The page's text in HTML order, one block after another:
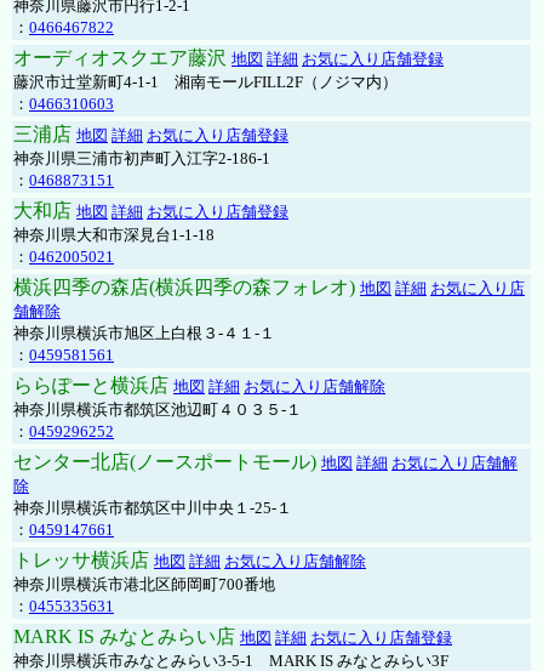
神奈川県藤沢市円行1-2-1
： 0466467822
オーディオスクエア藤沢 地図 詳細 お気に入り店舗登録
藤沢市辻堂新町4-1-1 湘南モールFILL2F（ノジマ内）
： 0466310603
三浦店 地図 詳細 お気に入り店舗登録
神奈川県三浦市初声町入江字2-186-1
： 0468873151
大和店 地図 詳細 お気に入り店舗登録
神奈川県大和市深見台1-1-18
： 0462005021
横浜四季の森店(横浜四季の森フォレオ) 地図 詳細 お気に入り店
舗解除
神奈川県横浜市旭区上白根３-４１-１
： 0459581561
ららぽーと横浜店 地図 詳細 お気に入り店舗解除
神奈川県横浜市都筑区池辺町４０３５-１
： 0459296252
センター北店(ノースポートモール) 地図 詳細 お気に入り店舗解
除
神奈川県横浜市都筑区中川中央１-25-１
： 0459147661
トレッサ横浜店 地図 詳細 お気に入り店舗解除
神奈川県横浜市港北区師岡町700番地
： 0455335631
MARK IS みなとみらい店 地図 詳細 お気に入り店舗登録
神奈川県横浜市みなとみらい3-5-1 MARK IS みなとみらい3F